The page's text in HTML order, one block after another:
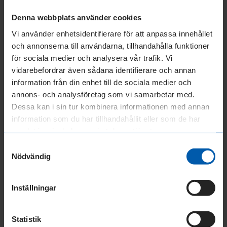
Denna webbplats använder cookies
Vi använder enhetsidentifierare för att anpassa innehållet
och annonserna till användarna, tillhandahålla funktioner
för sociala medier och analysera vår trafik. Vi
vidarebefordrar även sådana identifierare och annan
information från din enhet till de sociala medier och
annons- och analysföretag som vi samarbetar med.
Dessa kan i sin tur kombinera informationen med annan
information som du har tillhandahållit eller som de har
Nödvändig
Inställningar
Statistik
eller fastigheter används som säkerhet i stället
för personlig borgen. Factoring låter företag
sälja sina kundfordringar för omedelbar
likviditet utan personliga garantier.
Företagskredit utan säkerhetfinns hos
specialiserade långivare som vi på OPR. Våra
flexkrediter på 20 000 till 200 000 kronor kräver
visserligen personlig borgen, men erbjuder en
transparent kostnadsstruktur med 5 procents
månadsränta plus uttagsavgift. Du betalar bara
låg månadskostnad. Hur snabbt du vill betala av
utöver fakturabeloppet minskar din skuld. Om